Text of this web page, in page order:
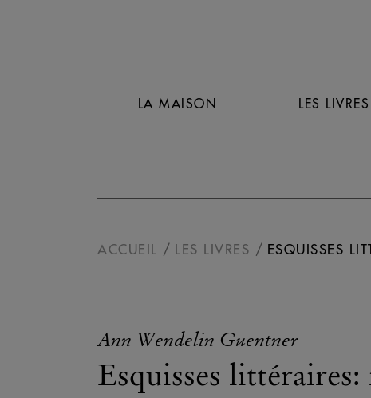
LA MAISON LES LIVRES
ACCUEIL LES LIVRES ESQUISSES
Ann Wendelin Guentner
Esquisses